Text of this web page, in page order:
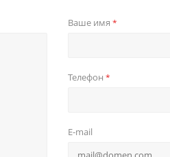
Ваше имя *
Телефон *
E-mail